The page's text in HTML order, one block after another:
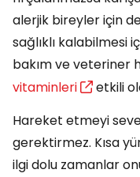
alerjik bireyler için
sağlıklı kalabilmesi
bakım ve veteriner
vitaminleri
etkili
Hareket etmeyi
gerektirmez. Kısa
ilgi dolu zamanlar